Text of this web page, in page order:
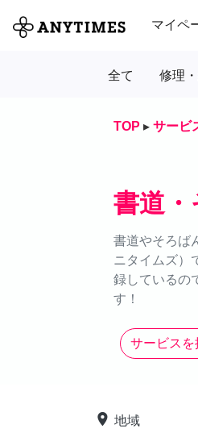
マイペ
全て 修理
TOP ▸ サービ
書道
書道やそろば
ニタイムズ）
録しているの
す！
サービスを
place 地域